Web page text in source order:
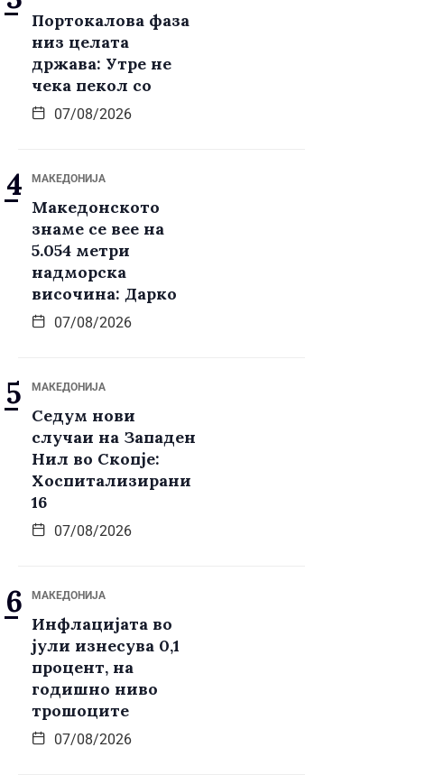
Портокалова фаза
низ целата
држава: Утре не
чека пекол со
07/08/2026
МАКЕДОНИЈА
Македонското
знаме се вее на
5.054 метри
надморска
височина: Дарко
07/08/2026
МАКЕДОНИЈА
Седум нови
случаи на Западен
Нил во Скопје:
Хоспитализирани
16
07/08/2026
МАКЕДОНИЈА
Инфлацијата во
јули изнесува 0,1
процент, на
годишно ниво
трошоците
07/08/2026